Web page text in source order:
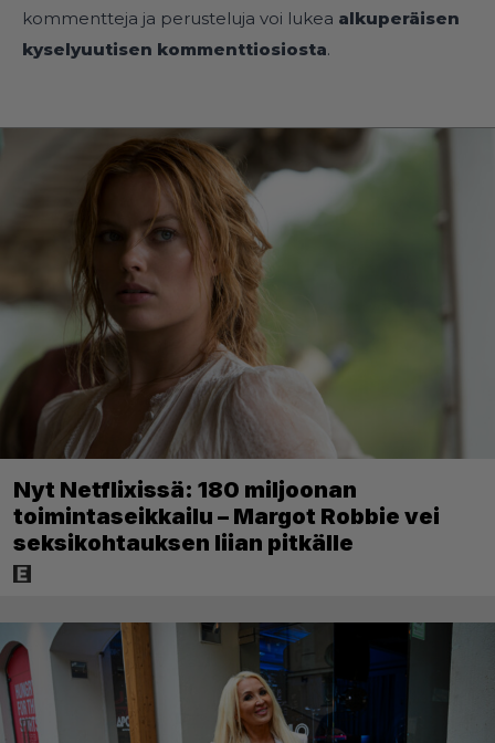
kommentteja ja perusteluja voi lukea alkuperäisen
kyselyuutisen kommenttiosiosta.
Nyt Netflixissä: 180 miljoonan
toimintaseikkailu – Margot Robbie vei
seksikohtauksen liian pitkälle